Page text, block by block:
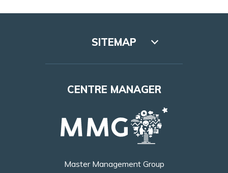
SITEMAP
Lookbook
Leasing
Opening hours
Contact
CENTRE MANAGER
Master Management Group